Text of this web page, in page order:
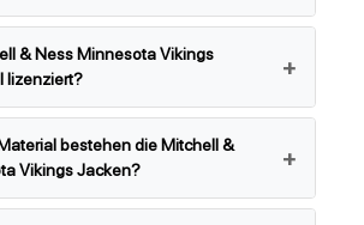
& Ness Minnesota Vikings
lizenziert?
bestehen die Mitchell &
Vikings Jacken?